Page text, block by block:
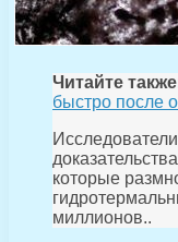
Читайте
быстро после
которые
миллионов..